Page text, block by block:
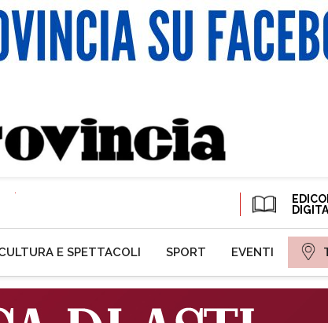
E SPETTACOLI SPORT EVENTI